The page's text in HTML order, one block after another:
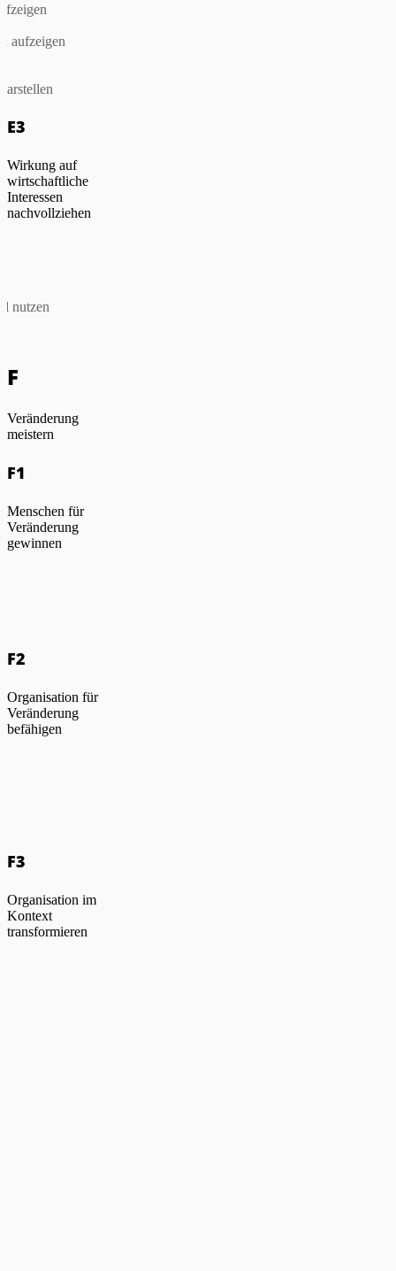
aufzeigen
E3
Wirkung auf
wirtschaftliche
Interessen
nachvollziehen
nutzen
F
Veränderung
meistern
F1
Menschen für
Veränderung
gewinnen
F2
Organisation für
Veränderung
befähigen
F3
Organisation im
Kontext
transformieren